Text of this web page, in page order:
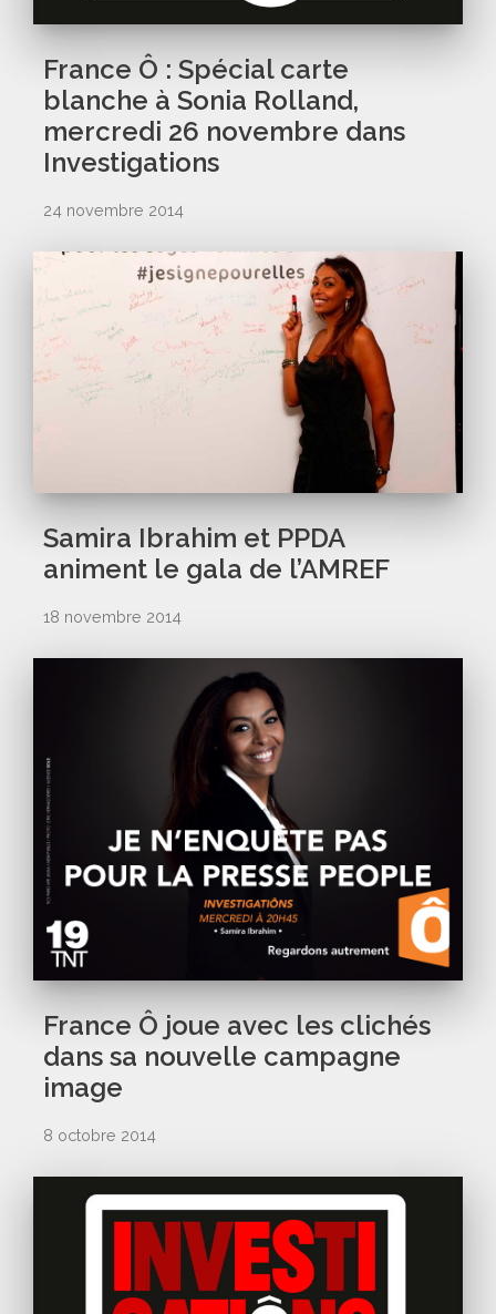
France Ô : Spécial carte
blanche à Sonia Rolland,
mercredi 26 novembre dans
Investigations
24 novembre 2014
Samira Ibrahim et PPDA
animent le gala de l’AMREF
18 novembre 2014
France Ô joue avec les clichés
dans sa nouvelle campagne
image
8 octobre 2014